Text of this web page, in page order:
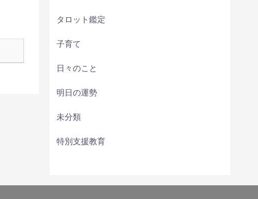
タロット鑑定
子育て
日々のこと
明日の運勢
未分類
特別支援教育